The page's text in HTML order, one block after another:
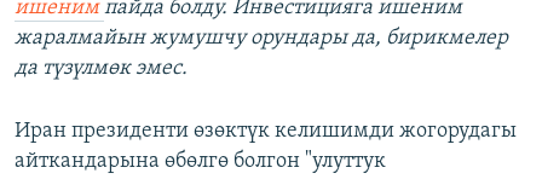
ишенимпайда болду. Инвестицияга ишеним
жаралмайын жумушчу орундары да, бирикмелер
да түзүлмөк эмес.
Иран президенти өзөктүк келишимди жогорудагы
айткандарына өбөлгө болгон "улуттук